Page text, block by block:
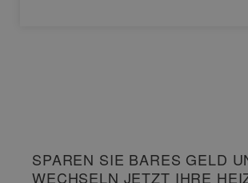
SPAREN SIE BARES GELD
WECHSELN JETZT IHRE